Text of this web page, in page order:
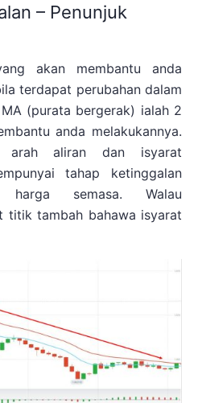
– Penunjuk
akan membantu anda
terdapat perubahan dalam
(purata bergerak) ialah 2
anda melakukannya.
arah aliran dan isyarat
tahap ketinggalan
harga semasa. Walau
titik tambah bahawa isyarat